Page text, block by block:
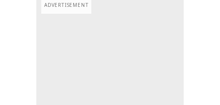
ADVERTISEMENT